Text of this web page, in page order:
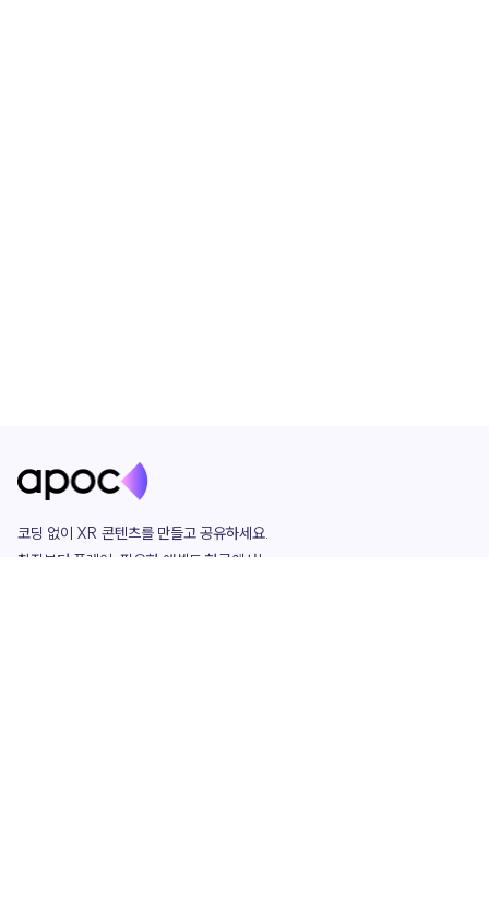
코딩 없이 XR 콘텐츠를 만들고 공유하세요.
창작부터 플레이, 필요한 애셋도 한곳에서!